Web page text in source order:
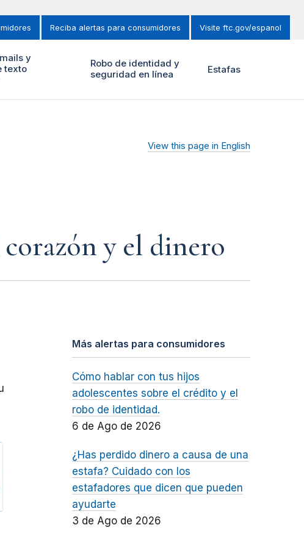
Reciba alertas para consumidores Visite ftc.gov/espanol
y
texto
Robo de identidad y
seguridad en línea
Estafas
View this page in English
y el dinero
Más alertas para consumidores
Cómo hablar con tus hijos
adolescentes sobre el crédito y el
robo de identidad.
6 de Ago de 2026
¿Has perdido dinero a causa de una
estafa? Cuidado con los
estafadores que dicen que pueden
ayudarte
3 de Ago de 2026